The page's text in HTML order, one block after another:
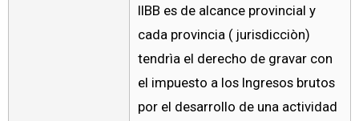
IIBB es de alcance provincial y
cada provincia ( jurisdicciòn)
tendrìa el derecho de gravar con
el impuesto a los Ingresos brutos
por el desarrollo de una actividad